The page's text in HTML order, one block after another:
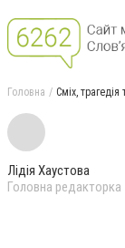
Головна Сміх,
Лідія Хаустова
Головна редакторка